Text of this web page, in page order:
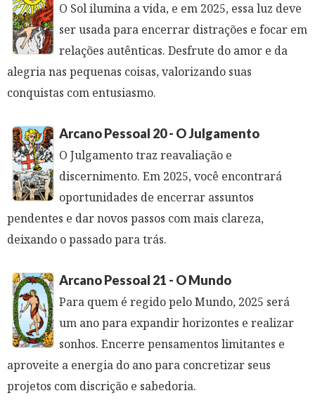
O Sol ilumina a vida, e em 2025, essa luz deve
ser usada para encerrar distrações e focar em
relações autênticas. Desfrute do amor e da
alegria nas pequenas coisas, valorizando suas
conquistas com entusiasmo.
Arcano Pessoal 20 - O Julgamento
O Julgamento traz reavaliação e
discernimento. Em 2025, você encontrará
oportunidades de encerrar assuntos
pendentes e dar novos passos com mais clareza,
deixando o passado para trás.
Arcano Pessoal 21 - O Mundo
Para quem é regido pelo Mundo, 2025 será
um ano para expandir horizontes e realizar
sonhos. Encerre pensamentos limitantes e
aproveite a energia do ano para concretizar seus
projetos com discrição e sabedoria.